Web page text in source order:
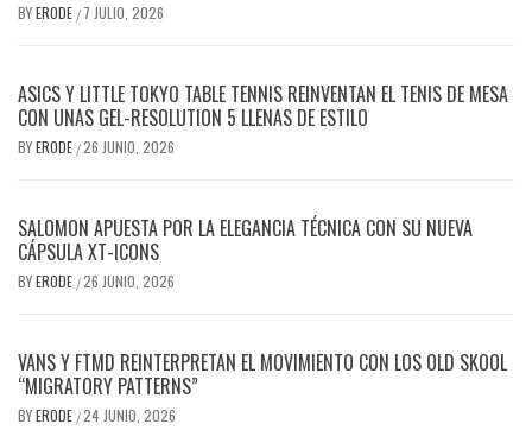
BYERODE / 7 JULIO, 2026
ASICS Y LITTLE TOKYO TABLE TENNIS REINVENTAN EL TENIS DE MESA
CON UNAS GEL-RESOLUTION 5 LLENAS DE ESTILO
BYERODE /26 JUNIO, 2026
SALOMON APUESTA POR LA ELEGANCIA TÉCNICA CON SU NUEVA
CÁPSULA XT-ICONS
BYERODE /26 JUNIO, 2026
VANS Y FTMD REINTERPRETAN EL MOVIMIENTO CON LOS OLD SKOOL
“MIGRATORY PATTERNS”
BYERODE /24 JUNIO, 2026